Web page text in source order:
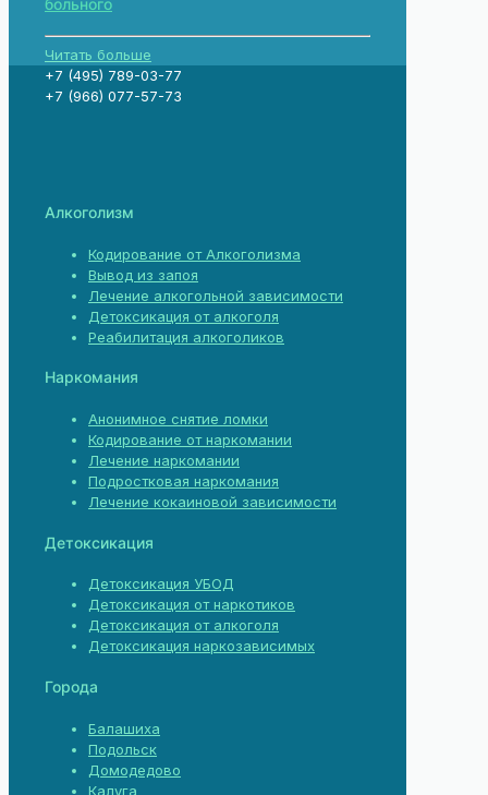
Читать больше
+7 (495) 789-03-77
+7 (966) 077-57-73
Алкоголизм
Кодирование от Алкоголизма
Вывод из запоя
Лечение алкогольной зависимости
Детоксикация от алкоголя
Реабилитация алкоголиков
Наркомания
Анонимное снятие ломки
Кодирование от наркомании
Лечение наркомании
Подростковая наркомания
Лечение кокаиновой зависимости
Детоксикация
Детоксикация УБОД
Детоксикация от наркотиков
Детоксикация от алкоголя
Детоксикация наркозависимых
Города
Балашиха
Подольск
Домодедово
Калуга